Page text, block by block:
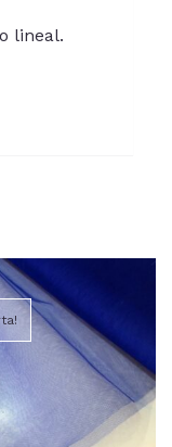
lineal.